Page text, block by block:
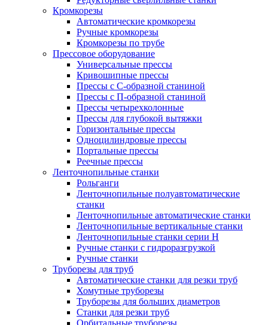
Кромкорезы
Автоматические кромкорезы
Ручные кромкорезы
Кромкорезы по трубе
Прессовое оборудование
Универсальные прессы
Кривошипные прессы
Прессы с С-образной станиной
Прессы с П-образной станиной
Прессы четырехколонные
Прессы для глубокой вытяжки
Горизонтальные прессы
Одноцилиндровые прессы
Портальные прессы
Реечные прессы
Ленточнопильные станки
Рольганги
Ленточнопильные полуавтоматические
станки
Ленточнопильные автоматические станки
Ленточнопильные вертикальные станки
Ленточнопильные станки серии H
Ручные станки с гидроразгрузкой
Ручные станки
Труборезы для труб
Автоматические станки для резки труб
Хомутные труборезы
Труборезы для больших диаметров
Станки для резки труб
Орбитальные труборезы